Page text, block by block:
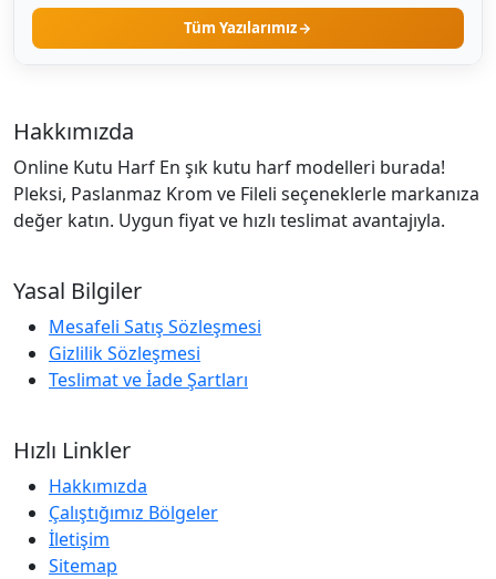
Tüm Yazılarımız
Hakkımızda
Online Kutu Harf En şık kutu harf modelleri burada!
Pleksi, Paslanmaz Krom ve Fileli seçeneklerle markanıza
değer katın. Uygun fiyat ve hızlı teslimat avantajıyla.
Yasal Bilgiler
Mesafeli Satış Sözleşmesi
Gizlilik Sözleşmesi
Teslimat ve İade Şartları
Hızlı Linkler
Hakkımızda
Çalıştığımız Bölgeler
İletişim
Sitemap